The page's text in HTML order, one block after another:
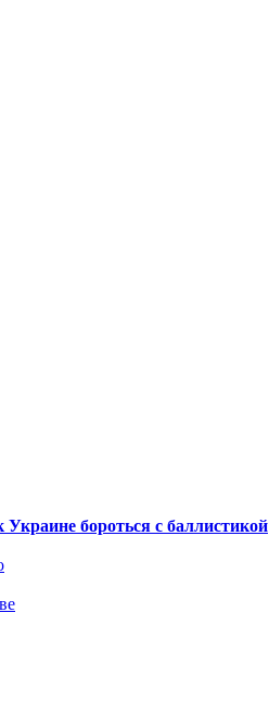
бороться с баллистикой